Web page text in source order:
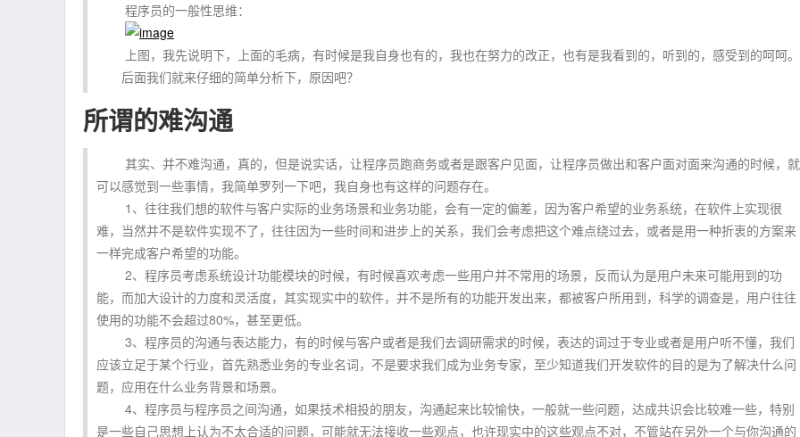
程序员的一般性思维：
上图，我先说明下，上面的毛病，有时候是我自身也有的，我也在努力的改正，也有是我看到的，听到的，感受到的呵呵。
后面我们就来仔细的简单分析下，原因吧？
所谓的难沟通
其实、并不难沟通，真的，但是说实话，让程序员跑商务或者是跟客户见面，让程序员做出和客户面对面来沟通的时候，就
可以感觉到一些事情，我简单罗列一下吧，我自身也有这样的问题存在。
1、往往我们想的软件与客户实际的业务场景和业务功能，会有一定的偏差，因为客户希望的业务系统，在软件上实现很
难，当然并不是软件实现不了，往往因为一些时间和进步上的关系，我们会考虑把这个难点绕过去，或者是用一种折衷的方案来
一样完成客户希望的功能。
2、程序员考虑系统设计功能模块的时候，有时候喜欢考虑一些用户并不常用的场景，反而认为是用户未来可能用到的功
能，而加大设计的力度和灵活度，其实现实中的软件，并不是所有的功能开发出来，都被客户所用到，科学的调查是，用户往往
使用的功能不会超过80%，甚至更低。
3、程序员的沟通与表达能力，有的时候与客户或者是我们去调研需求的时候，表达的词过于专业或者是用户听不懂，我们
应该立足于某个行业，首先熟悉业务的专业名词，不是要求我们成为业务专家，至少知道我们开发软件的目的是为了解决什么问
题，应用在什么业务背景和场景。
4、程序员与程序员之间沟通，如果技术相投的朋友，沟通起来比较愉快，一般就一些问题，达成共识会比较难一些，特别
是一些自己思想上认为不太合适的问题，可能就无法接收一些观点，也许现实中的这些观点不对，不管站在另外一个与你沟通的